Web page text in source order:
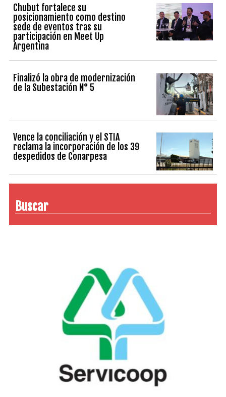
Chubut fortalece su
posicionamiento como destino
sede de eventos tras su
participación en Meet Up
Argentina
Finalizó la obra de modernización
de la Subestación N° 5
Vence la conciliación y el STIA
reclama la incorporación de los 39
despedidos de Conarpesa
Buscar